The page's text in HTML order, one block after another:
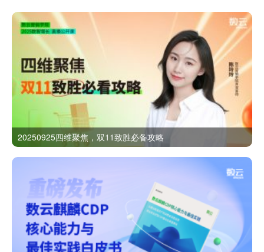
20250925四维聚焦，双11致胜必备攻略